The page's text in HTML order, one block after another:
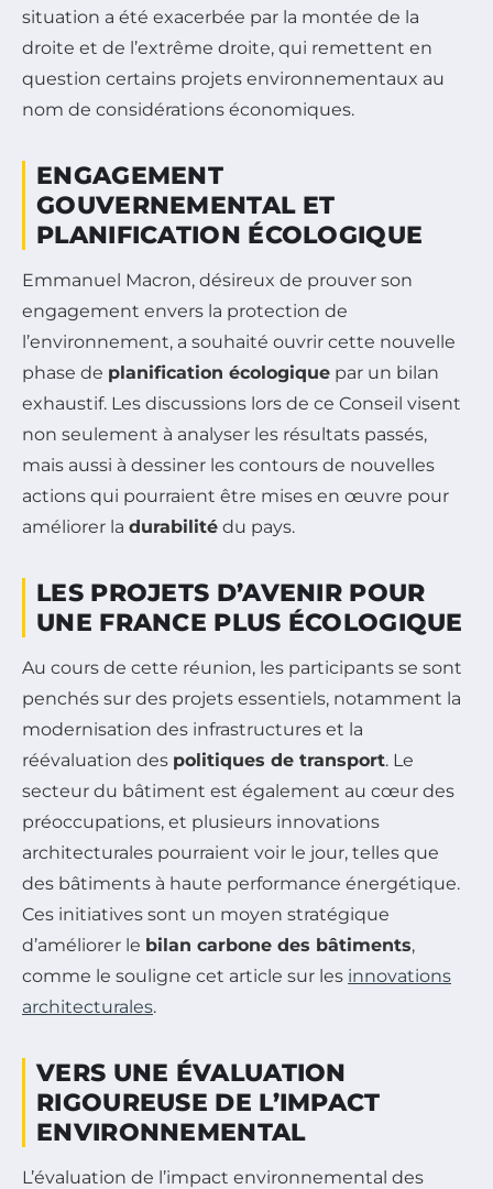
situation a été exacerbée par la montée de la
droite et de l’extrême droite, qui remettent en
question certains projets environnementaux au
nom de considérations économiques.
ENGAGEMENT
GOUVERNEMENTAL ET
PLANIFICATION ÉCOLOGIQUE
Emmanuel Macron, désireux de prouver son
engagement envers la protection de
l’environnement, a souhaité ouvrir cette nouvelle
phase de planification écologique par un bilan
exhaustif. Les discussions lors de ce Conseil visent
non seulement à analyser les résultats passés,
mais aussi à dessiner les contours de nouvelles
actions qui pourraient être mises en œuvre pour
améliorer la durabilité du pays.
LES PROJETS D’AVENIR POUR
UNE FRANCE PLUS ÉCOLOGIQUE
Au cours de cette réunion, les participants se sont
penchés sur des projets essentiels, notamment la
modernisation des infrastructures et la
réévaluation des politiques de transport. Le
secteur du bâtiment est également au cœur des
préoccupations, et plusieurs innovations
architecturales pourraient voir le jour, telles que
des bâtiments à haute performance énergétique.
Ces initiatives sont un moyen stratégique
d’améliorer le bilan carbone des bâtiments,
comme le souligne cet article sur les innovations
architecturales.
VERS UNE ÉVALUATION
RIGOUREUSE DE L’IMPACT
ENVIRONNEMENTAL
L’évaluation de l’impact environnemental des